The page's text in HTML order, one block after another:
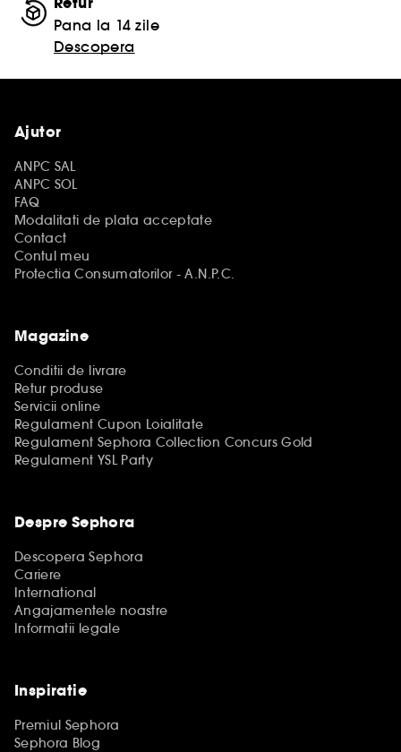
Pana la 14 zile
Descopera
Ajutor
ANPC SAL
ANPC SOL
FAQ
Modalitati de plata acceptate
Contact
Contul meu
Protectia Consumatorilor - A.N.P.C.
Magazine
Conditii de livrare
Retur produse
Servicii online
Regulament Cupon Loialitate
Regulament Sephora Collection Concurs Gold
Regulament YSL Party
Despre Sephora
Descopera Sephora
Cariere
International
Angajamentele noastre
Informatii legale
Inspiratie
Premiul Sephora
Sephora Blog